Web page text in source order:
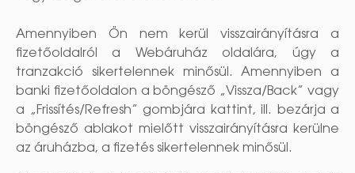
Amennyiben Ön nem kerül visszairányításra a
fizetőoldalról a Webáruház oldalára, úgy a
tranzakció sikertelennek minősül. Amennyiben a
banki fizetőoldalon a böngésző „Vissza/Back” vagy
a „Frissítés/Refresh” gombjára kattint, ill. bezárja a
böngésző ablakot mielőtt visszairányításra kerülne
az áruházba, a fizetés sikertelennek minősül.